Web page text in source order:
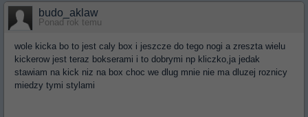
budo_aklaw
Ponad rok temu
wole kicka bo to jest caly box i jeszcze do tego nogi a zreszta wielu
kickerow jest teraz bokserami i to dobrymi np kliczko,ja jedak
stawiam na kick niz na box choc we dlug mnie nie ma dluzej roznicy
miedzy tymi stylami